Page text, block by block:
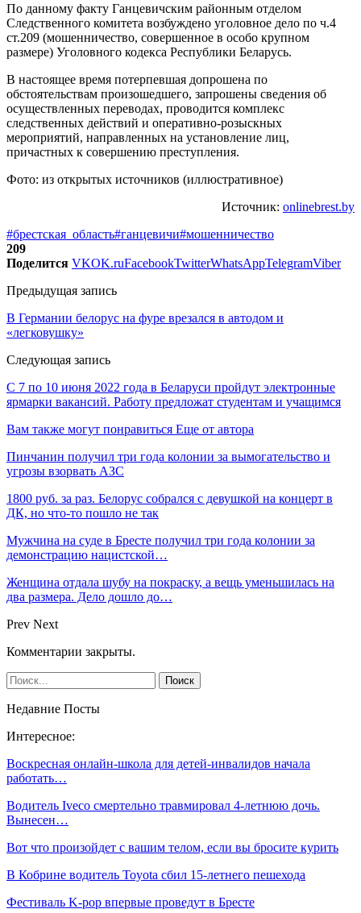
По данному факту Ганцевичским районным отделом
Следственного комитета возбуждено уголовное дело по ч.4
ст.209 (мошенничество, совершенное в особо крупном
размере) Уголовного кодекса Республики Беларусь.
В настоящее время потерпевшая допрошена по
обстоятельствам произошедшего, запрошены сведения об
осуществленных переводах, проводится комплекс
следственных действий и оперативно-розыскных
мероприятий, направленных на установление лиц,
причастных к совершению преступления.
Фото: из открытых источников (иллюстративное)
Источник: onlinebrest.by
#брестская_область#ганцевичи#мошенничество
209
Поделится VKOK.ruFacebookTwitterWhatsAppTelegramViber
Предыдущая запись
В Германии белорус на фуре врезался в автодом и
«легковушку»
Следующая запись
С 7 по 10 июня 2022 года в Беларуси пройдут электронные
ярмарки вакансий. Работу предложат студентам и учащимся
Вам также могут понравиться Еще от автора
Пинчанин получил три года колонии за вымогательство и
угрозы взорвать АЗС
1800 руб. за раз. Белорус собрался с девушкой на концерт в
ДК, но что-то пошло не так
Мужчина на суде в Бресте получил три года колонии за
демонстрацию нацистской…
Женщина отдала шубу на покраску, а вещь уменьшилась на
два размера. Дело дошло до…
Prev Next
Комментарии закрыты.
Недавние Посты
Интересное:
Воскресная онлайн-школа для детей-инвалидов начала
работать…
Водитель Iveco смертельно травмировал 4-летнюю дочь.
Вынесен…
Вот что произойдет с вашим телом, если вы бросите курить
В Кобрине водитель Toyota сбил 15-летнего пешехода
Фестиваль K-pop впервые проведут в Бресте